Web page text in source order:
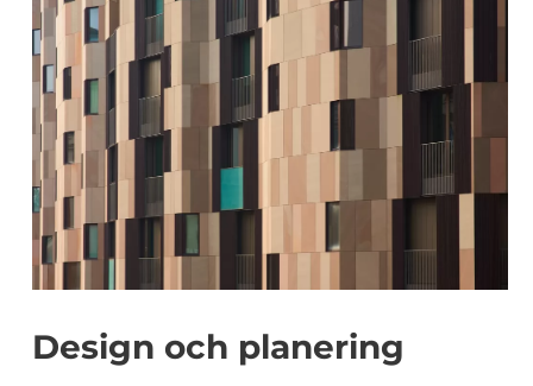
Design och planering